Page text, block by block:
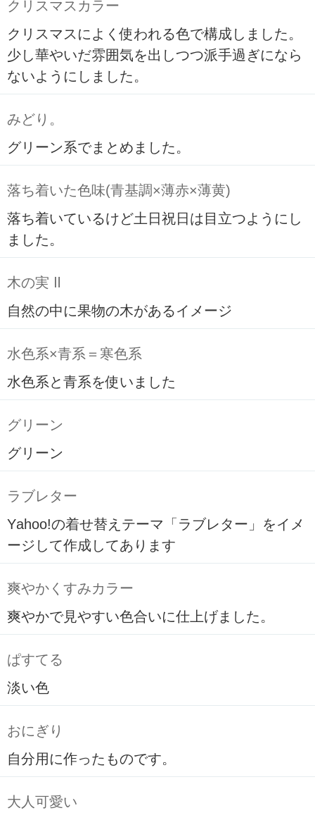
クリスマスカラー
クリスマスによく使われる色で構成しました。
少し華やいだ雰囲気を出しつつ派手過ぎになら
ないようにしました。
みどり。
グリーン系でまとめました。
落ち着いた色味(青基調×薄赤×薄黄)
落ち着いているけど土日祝日は目立つようにし
ました。
木の実 Ⅱ
自然の中に果物の木があるイメージ
水色系×青系＝寒色系
水色系と青系を使いました
グリーン
グリーン
ラブレター
Yahoo!の着せ替えテーマ「ラブレター」をイメ
ージして作成してあります
爽やかくすみカラー
爽やかで見やすい色合いに仕上げました。
ぱすてる
淡い色
おにぎり
自分用に作ったものです。
大人可愛い